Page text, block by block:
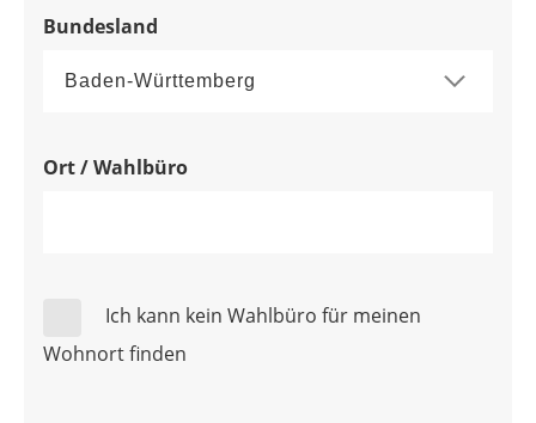
Bundesland
Ort / Wahlbüro
Ich kann kein Wahlbüro für meinen
Wohnort finden